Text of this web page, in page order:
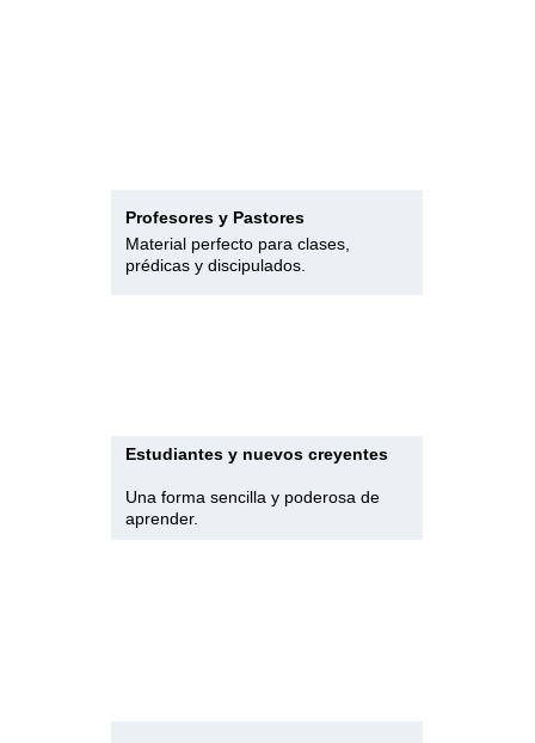
Profesores y Pastores
Material perfecto para clases,
prédicas y discipulados.
Estudiantes y nuevos creyentes
Una forma sencilla y poderosa de
aprender.